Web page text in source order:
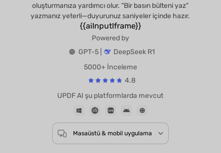
oluşturmanıza yardımcı olur. "Bir basın bülteni yaz"
yazmanız yeterli—duyurunuz saniyeler içinde hazır.
{{aiInputIframe}}
Powered by
UPDF AI şu platformlarda mevcut